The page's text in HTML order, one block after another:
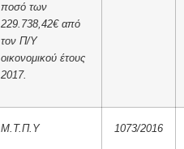
ποσό των
229.738,42€ από
τον Π/Υ
οικονομικού έτους
2017.
Μ.Τ.Π.Υ 1073/2016